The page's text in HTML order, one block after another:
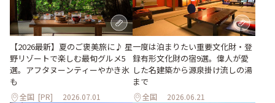
【2026最新】夏のご褒美旅に♪ 星
野リゾートで楽しむ最旬グルメ5
選。アフタヌーンティーやかき氷
も
全国 [PR] 2026.07.01
一度は泊まりたい重要文化財・登
録有形文化財の宿9選。偉人が愛
した名建築から源泉掛け流しの湯
まで
全国 2026.06.21